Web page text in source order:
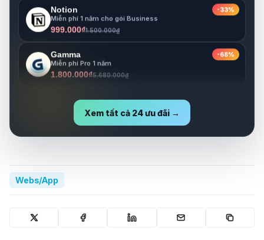
999.000₫
1.800.000₫
1.800.000₫6.630.000₫
Xem tất cả 24 ưu đãi →
Webs/App